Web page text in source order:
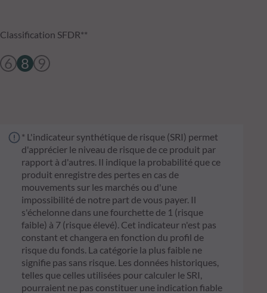
Classification SFDR**
6 8 9
* L'indicateur synthétique de risque (SRI) permet
d'apprécier le niveau de risque de ce produit par
rapport à d'autres. Il indique la probabilité que ce
produit enregistre des pertes en cas de
mouvements sur les marchés ou d'une
impossibilité de notre part de vous payer. Il
s'échelonne dans une fourchette de 1 (risque
faible) à 7 (risque élevé). Cet indicateur n'est pas
constant et changera en fonction du profil de
risque du fonds. La catégorie la plus faible ne
signifie pas sans risque. Les données historiques,
telles que celles utilisées pour calculer le SRI,
pourraient ne pas constituer une indication fiable